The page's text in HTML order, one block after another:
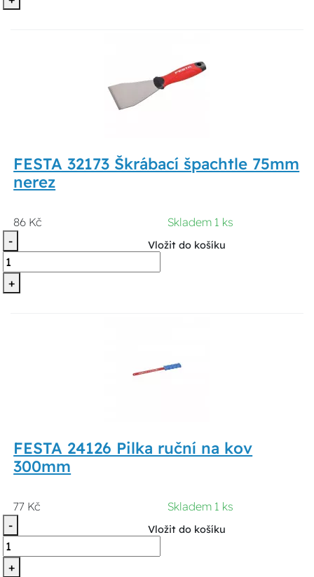
FESTA 32173 Škrábací špachtle 75mm
nerez
86 Kč
Skladem 1 ks
-
+
Vložit do košíku
FESTA 24126 Pilka ruční na kov
300mm
77 Kč
Skladem 1 ks
-
+
Vložit do košíku